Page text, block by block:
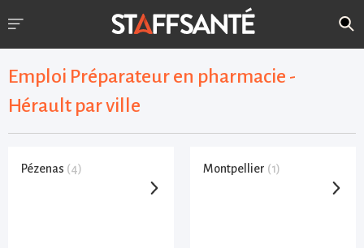
Emploi Préparateur en pharmacie -
Hérault par ville
Pézenas (4) Montpellier (1)